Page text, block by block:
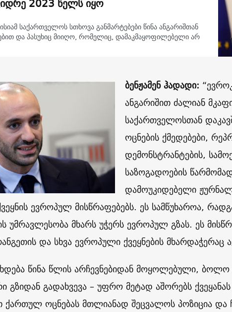
საქართველოს სთხოვა განმარტებები წინა ანგარიშთან
და პასუხიც მიიღო, რომელიც, დამაკმაყოფილებელი არ
ბენჟამენ ჰადადი:
ანგარიშით ძალიან
საქართველოსთან
ოცნების ქმედებები,
დემონსტრანტების,
საზოგადოების
დამოუკიდებელი
ევროპულ მისწრაფებებს. ეს სამწუხაროა,
უმრავლესობა მხარს უჭერს ევროპულ გზას. ეს
და სხვა ევროპული ქვეყნების მხარდაჭერაც
წინა წლის არჩევნებიდან მოყოლებული, ბოლო
გადახვევა – უფრო მეტად აშორებს
ქართულ ოცნებას მთლიანად შეცვალოს პოზიცია და